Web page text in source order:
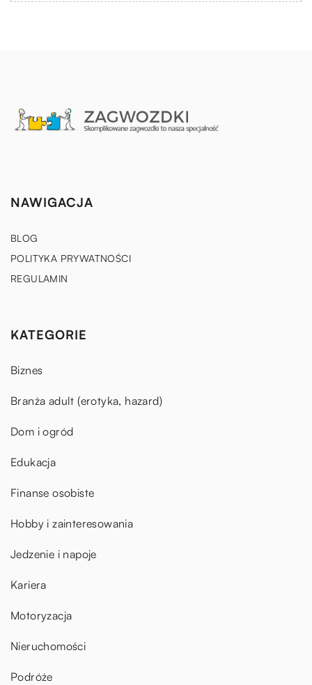
NAWIGACJA
BLOG
POLITYKA PRYWATNOŚCI
REGULAMIN
KATEGORIE
Biznes
Branża adult (erotyka, hazard)
Dom i ogród
Edukacja
Finanse osobiste
Hobby i zainteresowania
Jedzenie i napoje
Kariera
Motoryzacja
Nieruchomości
Podróże